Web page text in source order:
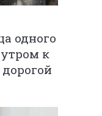
одного
к